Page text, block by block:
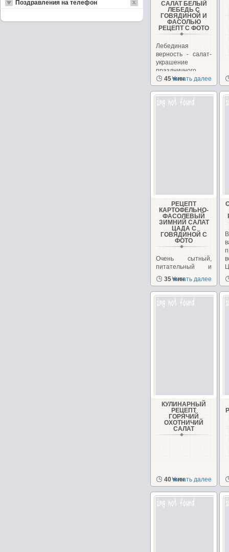
САЛАТ БЕЛЫЙ
ЛЕБЕДЬ С
ГОВЯДИНОЙ И
ФАСОЛЬЮ
РЕЦЕПТ С ФОТО
Лебединая
верность - салат-
украшение
праздничного
стола!Понравился
вкус...
45 мин
Читать далее
РЕЦЕПТ
КАРТОФЕЛЬНО-
ФАСОЛЕВЫЙ
ЗИМНИЙ САЛАТ
ЦАДА С
ГОВЯДИНОЙ С
ФОТО
Очень сытный,
питательный и
вкусный салат для
любителей
мясных
салатовКулинарный...
35 мин
Читать далее
КУЛИНАРНЫЙ
РЕЦЕПТ
ГОРЯЧИЙ
ОХОТНИЧИЙ
САЛАТ
40 мин
Читать далее
Поздравления на телефон